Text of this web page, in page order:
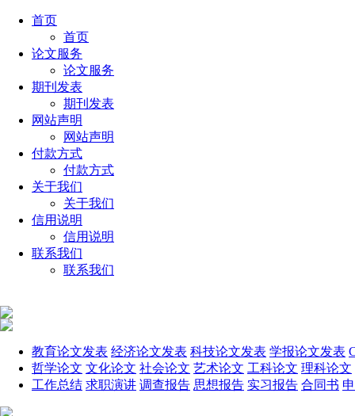
首页
首页
论文服务
论文服务
期刊发表
期刊发表
网站声明
网站声明
付款方式
付款方式
关于我们
关于我们
信用说明
信用说明
联系我们
联系我们
教育论文发表 经济论文发表 科技论文发表 学报论文发表
哲学论文 文化论文 社会论文 艺术论文 工科论文 理科论文
工作总结 求职演讲 调查报告 思想报告 实习报告 合同书